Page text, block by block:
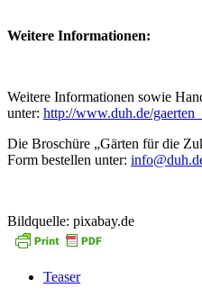
Weitere Informationen:
Weitere Informationen sowie
unter: http://www.duh.de/
Die Broschüre „Gärten für die
Form bestellen unter:
Bildquelle: pixabay.de
Teaser